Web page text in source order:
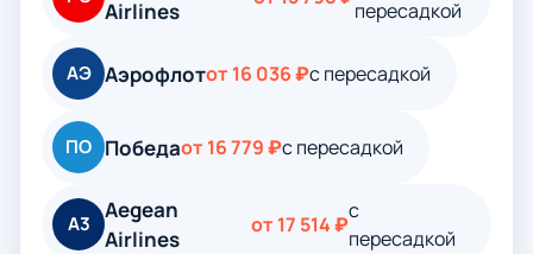
Airlines
пересадкой
АЭ Аэрофлотот 16 036 ₽с пересадкой
ПО Победаот 16 779 ₽с пересадкой
A3
Aegean
Airlines
от 17 514 ₽
с
пересадкой